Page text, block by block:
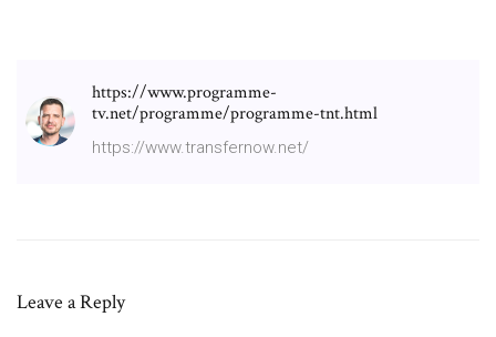
https://www.programme-
tv.net/programme/programme-tnt.html
https://www.transfernow.net/
Leave a Reply